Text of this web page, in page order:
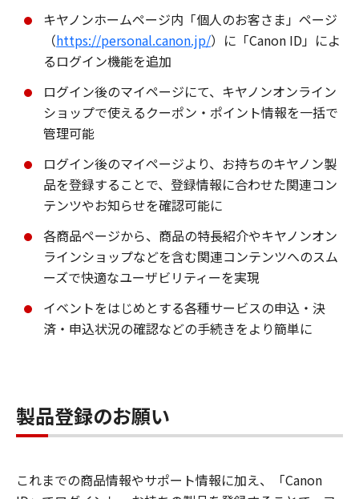
キヤノンホームページ内「個人のお客さま」ページ
（https://personal.canon.jp/）に「Canon ID」によ
るログイン機能を追加
ログイン後のマイページにて、キヤノンオンライン
ショップで使えるクーポン・ポイント情報を一括で
管理可能
ログイン後のマイページより、お持ちのキヤノン製
品を登録することで、登録情報に合わせた関連コン
テンツやお知らせを確認可能に
各商品ページから、商品の特長紹介やキヤノンオン
ラインショップなどを含む関連コンテンツへのスム
ーズで快適なユーザビリティーを実現
イベントをはじめとする各種サービスの申込・決
済・申込状況の確認などの手続きをより簡単に
製品登録のお願い
これまでの商品情報やサポート情報に加え、「Canon